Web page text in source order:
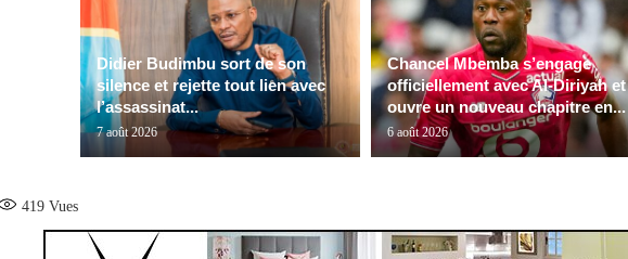
Didier Budimbu sort de son
silence et rejette tout lien avec
l’assassinat...
7 août 2026
Chancel Mbemba s’engage
officiellement avec Al-Diriyah et
ouvre un nouveau chapitre en...
6 août 2026
419 Vues